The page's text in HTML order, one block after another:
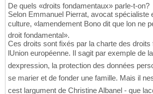
De quels «droits fondamentaux» parle-t-on?
Selon Emmanuel Pierrat, avocat spécialiste
culture, «lamendement Bono dit que lon ne
droit fondamental».
Ces droits sont fixés par la charte des droits
lUnion européenne. Il sagit par exemple de
dexpression, la protection des données
se marier et de fonder une famille. Mais il
cest largument de Christine Albanel - que